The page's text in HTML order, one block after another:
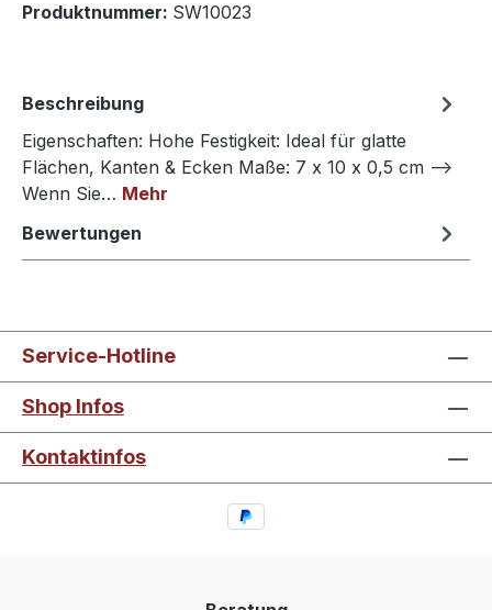
Produktnummer: SW10023
Beschreibung
Eigenschaften: Hohe Festigkeit: Ideal für glatte
Flächen, Kanten & Ecken Maße: 7 x 10 x 0,5 cm -->
Wenn Sie… Mehr
Bewertungen
Service-Hotline
Shop Infos
Kontaktinfos